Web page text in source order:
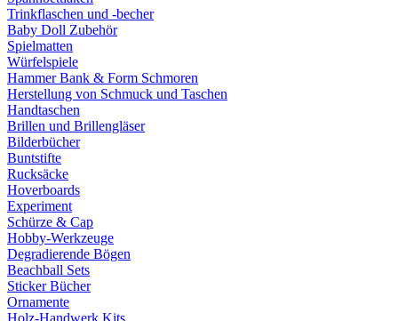
Trinkflaschen und -becher
Baby Doll Zubehör
Spielmatten
Würfelspiele
Hammer Bank & Form Schmoren
Herstellung von Schmuck und Taschen
Handtaschen
Brillen und Brillengläser
Bilderbücher
Buntstifte
Rucksäcke
Hoverboards
Experiment
Schürze & Cap
Hobby-Werkzeuge
Degradierende Bögen
Beachball Sets
Sticker Bücher
Ornamente
Holz-Handwerk Kits